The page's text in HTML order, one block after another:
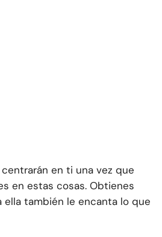
en ti una vez que
en estas cosas. Obtienes
también le encanta lo que